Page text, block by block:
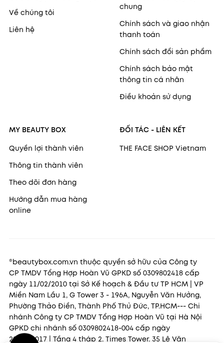
Về chúng tôi
Liên hệ
chung
Chính sách và giao nhận
thanh toán
Chính sách đổi sản phẩm
Chính sách bảo mật
thông tin cá nhân
Điều khoản sử dụng
MY BEAUTY BOX
Quyền lợi thành viên
Thông tin thành viên
Theo dõi đơn hàng
Hướng dẫn mua hàng
online
ĐỐI TÁC - LIÊN KẾT
THE FACE SHOP Vietnam
®beautybox.com.vn thuộc quyền sở hữu của Công ty
CP TMDV Tổng Hợp Hoàn Vũ GPKD số 0309802418 cấp
ngày 11/02/2010 tại Sở Kế hoạch & Đầu tư TP HCM | VP
Miền Nam Lầu 1, G Tower 3 - 196A, Nguyễn Văn Hưởng,
Phường Thảo Điền, Thành Phố Thủ Đức, TP.HCM--- Chi
nhánh Công ty CP TMDV Tổng Hợp Hoàn Vũ tại Hà Nội
GPKD chi nhánh số 0309802418-004 cấp ngày
22/11/2017 | Tầng 4 tháp 2, Times Tower, 35 Lê Văn